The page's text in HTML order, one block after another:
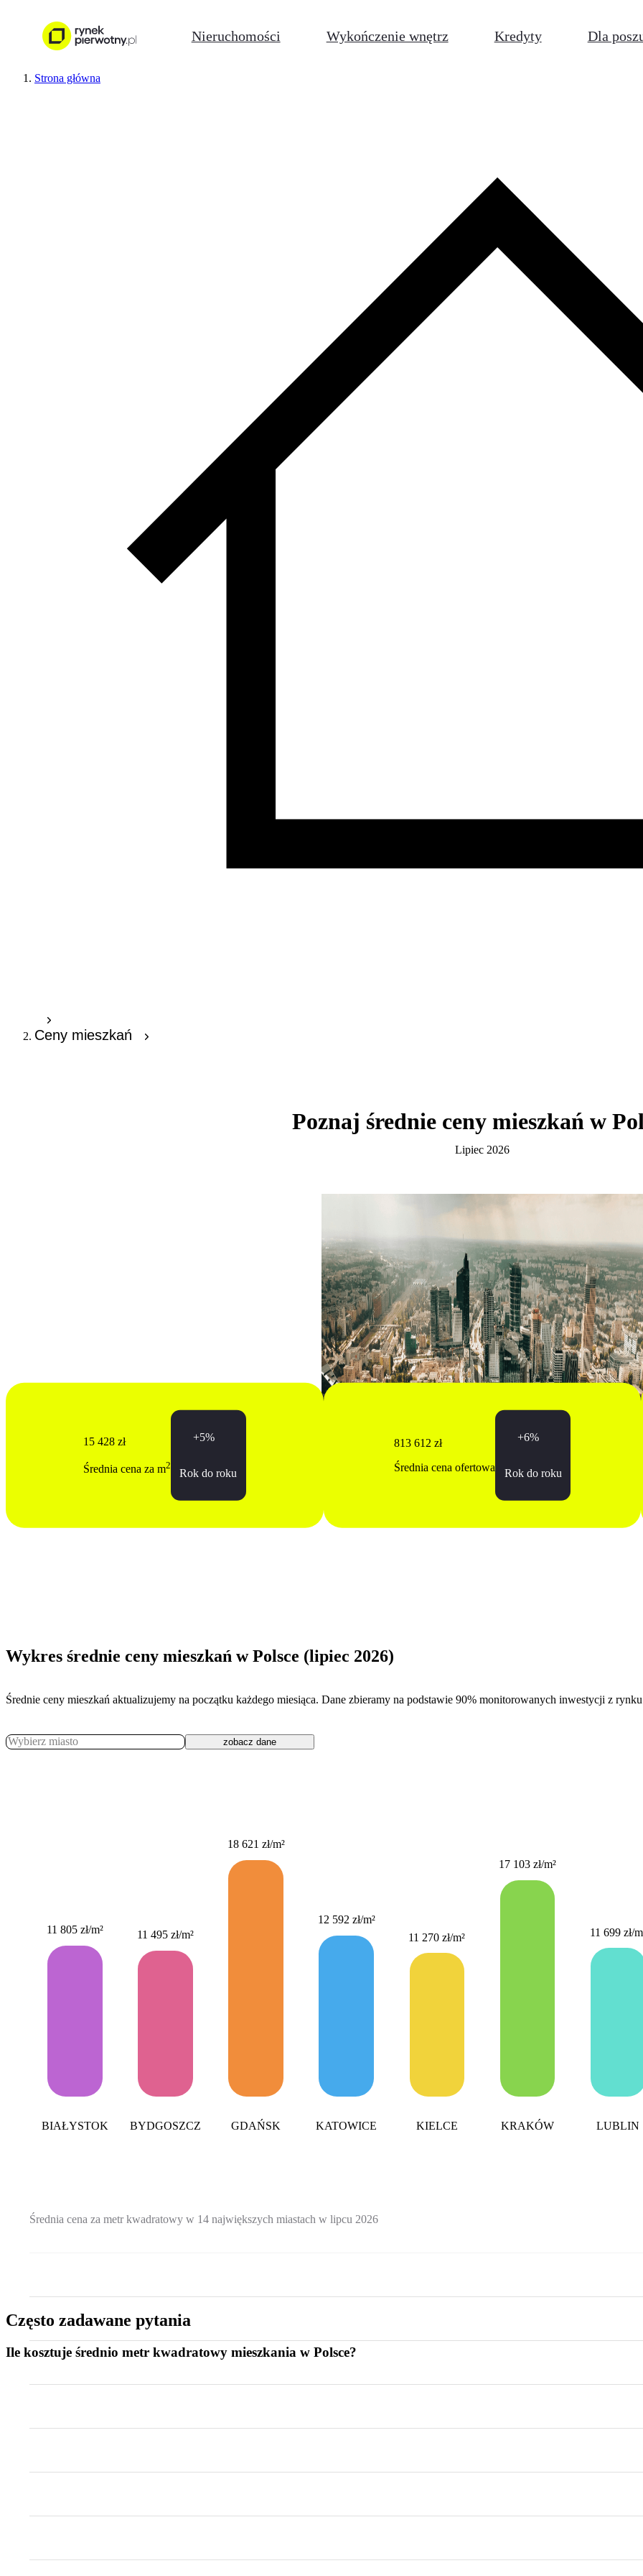
Nieruchomości Wykończenie wnętrz Kredyty Dla
Strona główna
Ceny mieszkań
Poznaj średnie ceny mieszkań w
Lipiec 2026
15 428 zł
Średnia cena za m2
+5%
Rok do roku
813 612 zł
Średnia cena ofertowa
+6%
Rok do roku
Wykres średnie ceny mieszkań w Polsce (lipiec 2026)
Średnie ceny mieszkań aktualizujemy na początku każdego miesiąca. Dane zbieramy na podstawie 90% monitorowanych inwestycji z
Wybierz miasto zobacz dane
11 805 zł/m²
BIAŁYSTOK
11 495 zł/m²
BYDGOSZCZ
18 621 zł/m²
GDAŃSK
12 592 zł/m²
KATOWICE
11 270 zł/m²
KIELCE
17 103 zł/m²
KRAKÓW
11 699 zł/
LUBLIN
Średnia cena za metr kwadratowy w 14 największych miastach w lipcu 2026
Często zadawane pytania
Ile kosztuje średnio metr kwadratowy mieszkania w Polsce?